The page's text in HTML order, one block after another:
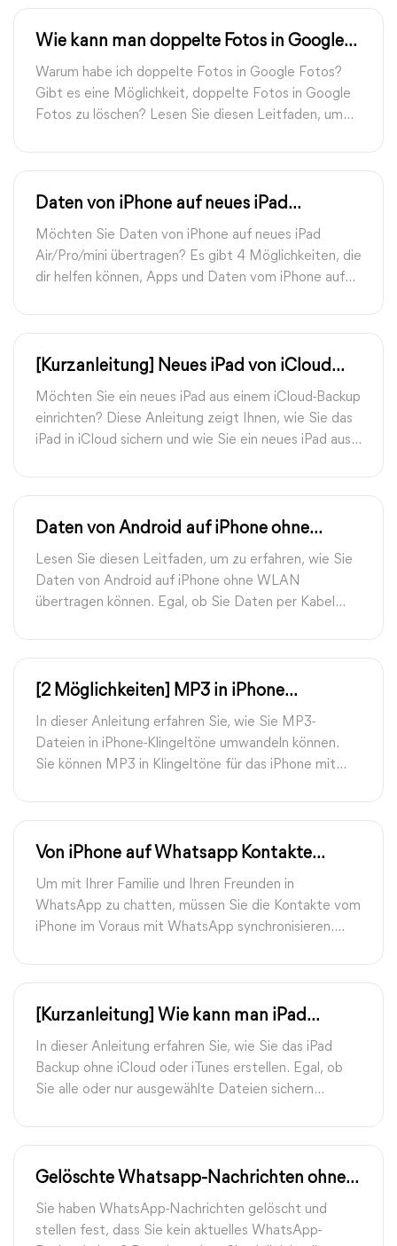
Wie kann man doppelte Fotos in Google
Fotos löschen
Warum habe ich doppelte Fotos in Google Fotos?
Gibt es eine Möglichkeit, doppelte Fotos in Google
Fotos zu löschen? Lesen Sie diesen Leitfaden, um
Daten von iPhone auf neues iPad
Air/Pro/mini übertragen
Möchten Sie Daten von iPhone auf neues iPad
Air/Pro/mini übertragen? Es gibt 4 Möglichkeiten, die
dir helfen können, Apps und Daten vom iPhone auf
[Kurzanleitung] Neues iPad von iCloud
Backup einrichten | FoneTool
Möchten Sie ein neues iPad aus einem iCloud-Backup
einrichten? Diese Anleitung zeigt Ihnen, wie Sie das
iPad in iCloud sichern und wie Sie ein neues iPad aus
Daten von Android auf iPhone ohne
WLAN übertragen
Lesen Sie diesen Leitfaden, um zu erfahren, wie Sie
Daten von Android auf iPhone ohne WLAN
übertragen können. Egal, ob Sie Daten per Kabel
[2 Möglichkeiten] MP3 in iPhone
Klingelton umwandeln
In dieser Anleitung erfahren Sie, wie Sie MP3-
Dateien in iPhone-Klingeltöne umwandeln können.
Sie können MP3 in Klingeltöne für das iPhone mit
Von iPhone auf Whatsapp Kontakte
synchronisieren | FoneTool
Um mit Ihrer Familie und Ihren Freunden in
WhatsApp zu chatten, müssen Sie die Kontakte vom
iPhone im Voraus mit WhatsApp synchronisieren.
[Kurzanleitung] Wie kann man iPad
Backup ohne iCloud erstellen
In dieser Anleitung erfahren Sie, wie Sie das iPad
Backup ohne iCloud oder iTunes erstellen. Egal, ob
Sie alle oder nur ausgewählte Dateien sichern
Gelöschte Whatsapp-Nachrichten ohne
Backup wiederherstellen
Sie haben WhatsApp-Nachrichten gelöscht und
stellen fest, dass Sie kein aktuelles WhatsApp-